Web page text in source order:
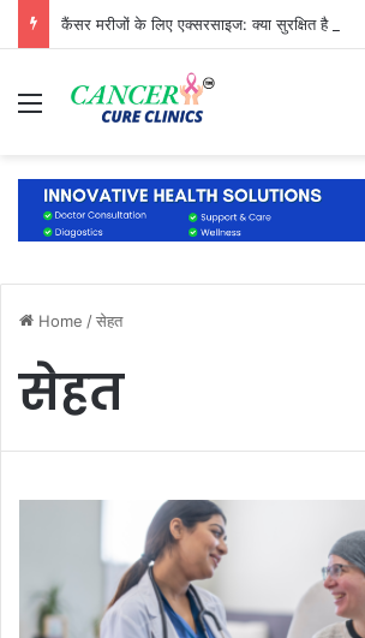
कैंसर मरीजों के लिए एक्सरसाइज: क्या सुरक्षित है और
Menu
Home /सेहत
सेहत